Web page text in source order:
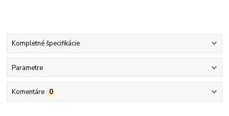
Kompletné špecifikácie
Parametre
Komentáre 0